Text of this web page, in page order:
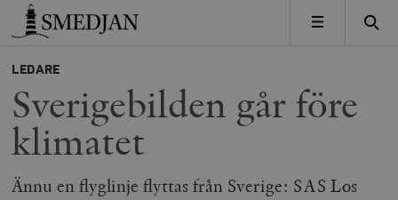
Timbro
MENY
LEDARE
Sverigebilden går före
klimatet
Ännu en flyglinje flyttas från Sverige: SAS Los